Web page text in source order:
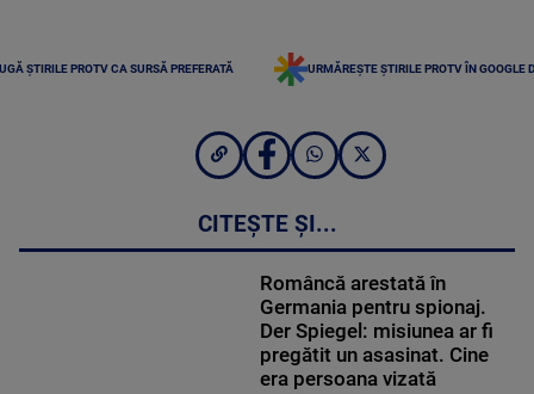
ȘTIRILE PROTV CA SURSĂ PREFERATĂ URMĂREȘTE ȘTIRILE PROTV ÎN GOOGLE
CITEȘTE ȘI...
Româncă arestată în
Germania pentru spionaj.
Der Spiegel: misiunea ar fi
pregătit un asasinat. Cine
era persoana vizată